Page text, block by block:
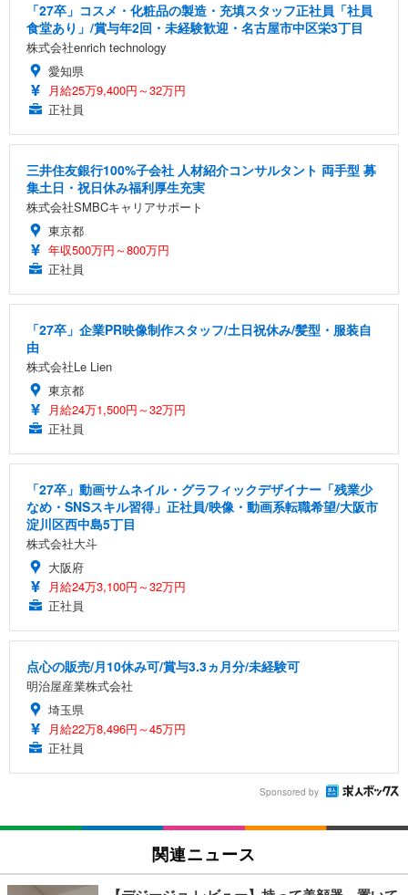
「27卒」コスメ・化粧品の製造・充填スタッフ正社員「社員
食堂あり」/賞与年2回・未経験歓迎・名古屋市中区栄3丁目
株式会社enrich technology
愛知県
月給25万9,400円～32万円
正社員
三井住友銀行100%子会社 人材紹介コンサルタント 両手型 募
集土日・祝日休み福利厚生充実
株式会社SMBCキャリアサポート
東京都
年収500万円～800万円
正社員
「27卒」企業PR映像制作スタッフ/土日祝休み/髪型・服装自
由
株式会社Le Lien
東京都
月給24万1,500円～32万円
正社員
「27卒」動画サムネイル・グラフィックデザイナー「残業少
なめ・SNSスキル習得」正社員/映像・動画系転職希望/大阪市
淀川区西中島5丁目
株式会社大斗
大阪府
月給24万3,100円～32万円
正社員
点心の販売/月10休み可/賞与3.3ヵ月分/未経験可
明治屋産業株式会社
埼玉県
月給22万8,496円～45万円
正社員
Sponsored by
関連ニュース